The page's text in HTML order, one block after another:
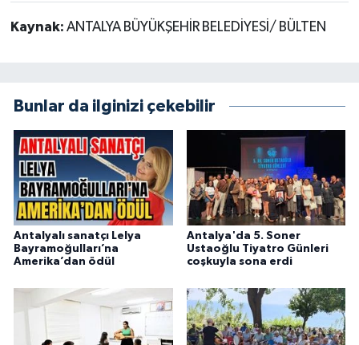
Kaynak: ANTALYA BÜYÜKŞEHİR BELEDİYESİ/ BÜLTEN
Bunlar da ilginizi çekebilir
Antalyalı sanatçı Lelya
Bayramoğulları’na
Amerika’dan ödül
Antalya'da 5. Soner
Ustaoğlu Tiyatro Günleri
coşkuyla sona erdi